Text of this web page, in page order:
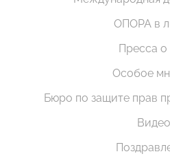
ОПОРА в
Пресса о
Особое
Бюро по защите прав
Видео